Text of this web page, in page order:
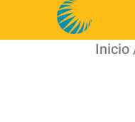
Inicio